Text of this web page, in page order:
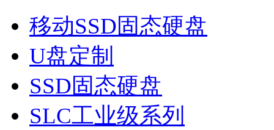
移动SSD固态硬盘
U盘定制
SSD固态硬盘
SLC工业级系列